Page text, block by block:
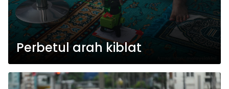
Perbetul arah kiblat